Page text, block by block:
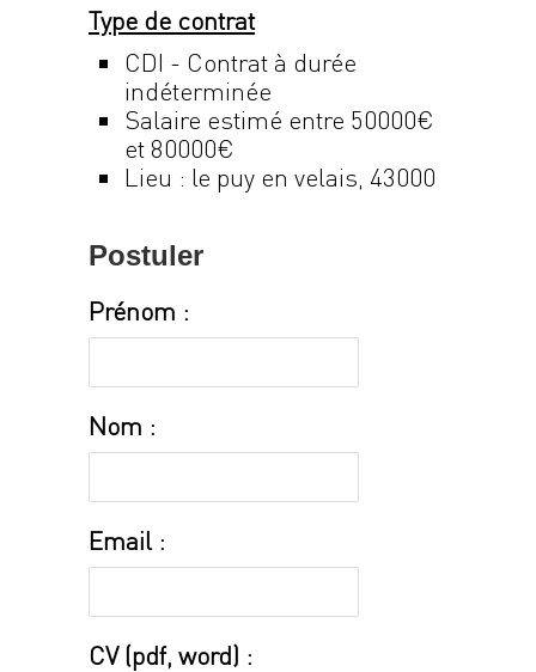
Type de contrat
CDI - Contrat à durée
indéterminée
Salaire estimé entre 50000€
et 80000€
Lieu : le puy en velais, 43000
Postuler
Prénom :
Nom :
Email :
CV (pdf, word) :